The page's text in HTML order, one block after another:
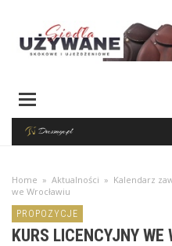
Home » Aktualności » Kalendarz
we Wrocławiu
PROPOZYCJE
KURS LICENCYJNY WE